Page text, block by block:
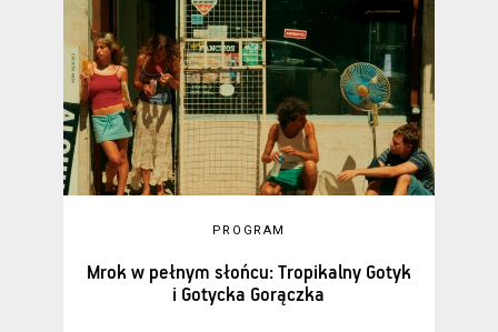
PROGRAM
Mrok w pełnym słońcu: Tropikalny Gotyk
i Gotycka Gorączka